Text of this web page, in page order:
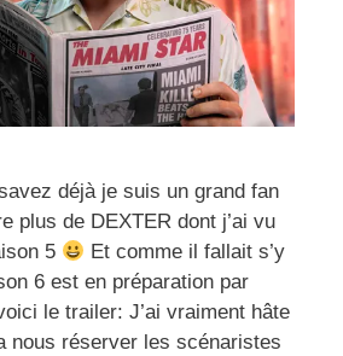
déjà je suis un grand fan
plus de DEXTER dont j’ai vu
5
Et comme il fallait s’y
6 est en préparation par
le trailer: J’ai vraiment hâte
nous réserver les scénaristes